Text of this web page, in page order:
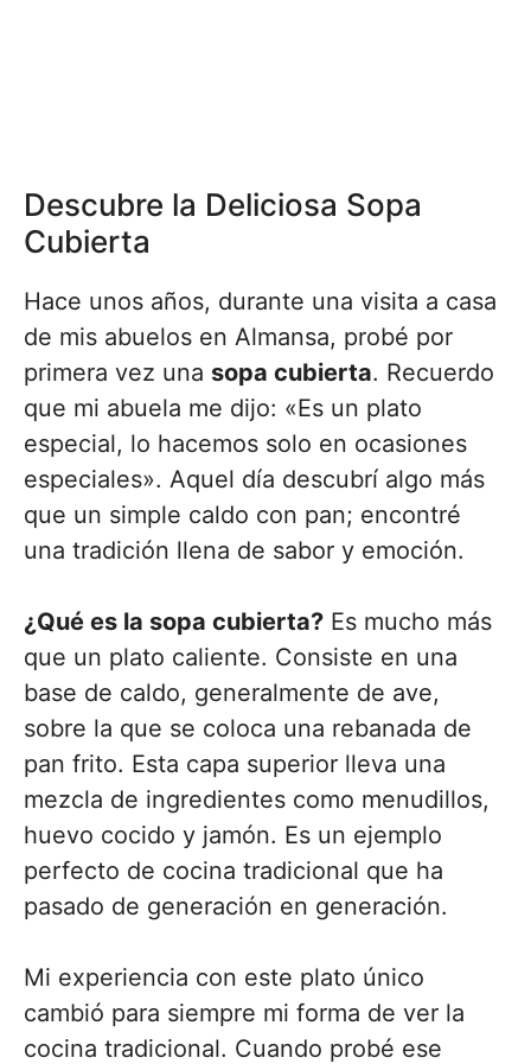
Descubre la Deliciosa Sopa
Cubierta
Hace unos años, durante una visita a casa
de mis abuelos en Almansa, probé por
primera vez una sopa cubierta. Recuerdo
que mi abuela me dijo: «Es un plato
especial, lo hacemos solo en ocasiones
especiales». Aquel día descubrí algo más
que un simple caldo con pan; encontré
una tradición llena de sabor y emoción.
¿Qué es la sopa cubierta? Es mucho más
que un plato caliente. Consiste en una
base de caldo, generalmente de ave,
sobre la que se coloca una rebanada de
pan frito. Esta capa superior lleva una
mezcla de ingredientes como menudillos,
huevo cocido y jamón. Es un ejemplo
perfecto de cocina tradicional que ha
pasado de generación en generación.
Mi experiencia con este plato único
cambió para siempre mi forma de ver la
cocina tradicional. Cuando probé ese